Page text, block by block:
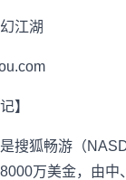
江湖
】
狐畅游（
万美金，由中